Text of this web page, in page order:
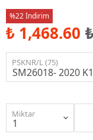
%22 İndirim
₺ 1,468.60
PSKNR/L (75)
Miktar